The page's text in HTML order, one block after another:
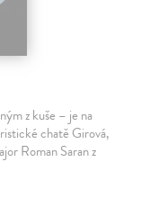
z kuše – je na
chatě Girová,
Roman Saran z